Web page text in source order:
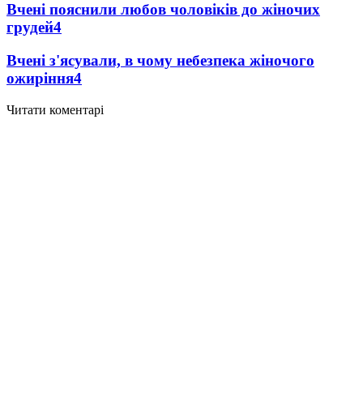
Вчені пояснили любов чоловіків до жіночих
грудей4
Вчені з'ясували, в чому небезпека жіночого
ожиріння4
Читати коментарі